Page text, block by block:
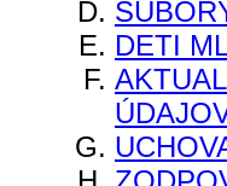
DETI